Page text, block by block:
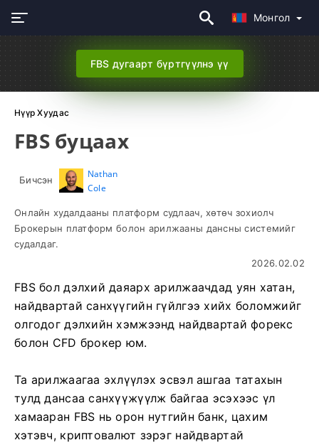
Монгол
FBS дугаарт бүртгүүлнэ үү
Нүүр Хуудас
FBS буцаах
Бичсэн
Nathan
Cole
Онлайн худалдааны платформ судлаач, хөтөч зохиолч
Брокерын платформ болон арилжааны дансны системийг
судалдаг.
2026.02.02
FBS бол дэлхий даяарх арилжаачдад уян хатан,
найдвартай санхүүгийн гүйлгээ хийх боломжийг
олгодог дэлхийн хэмжээнд найдвартай форекс
болон CFD брокер юм.
Та арилжаагаа эхлүүлэх эсвэл ашгаа татахын
тулд дансаа санхүүжүүлж байгаа эсэхээс үл
хамааран FBS нь орон нутгийн банк, цахим
хэтэвч, криптовалют зэрэг найдвартай